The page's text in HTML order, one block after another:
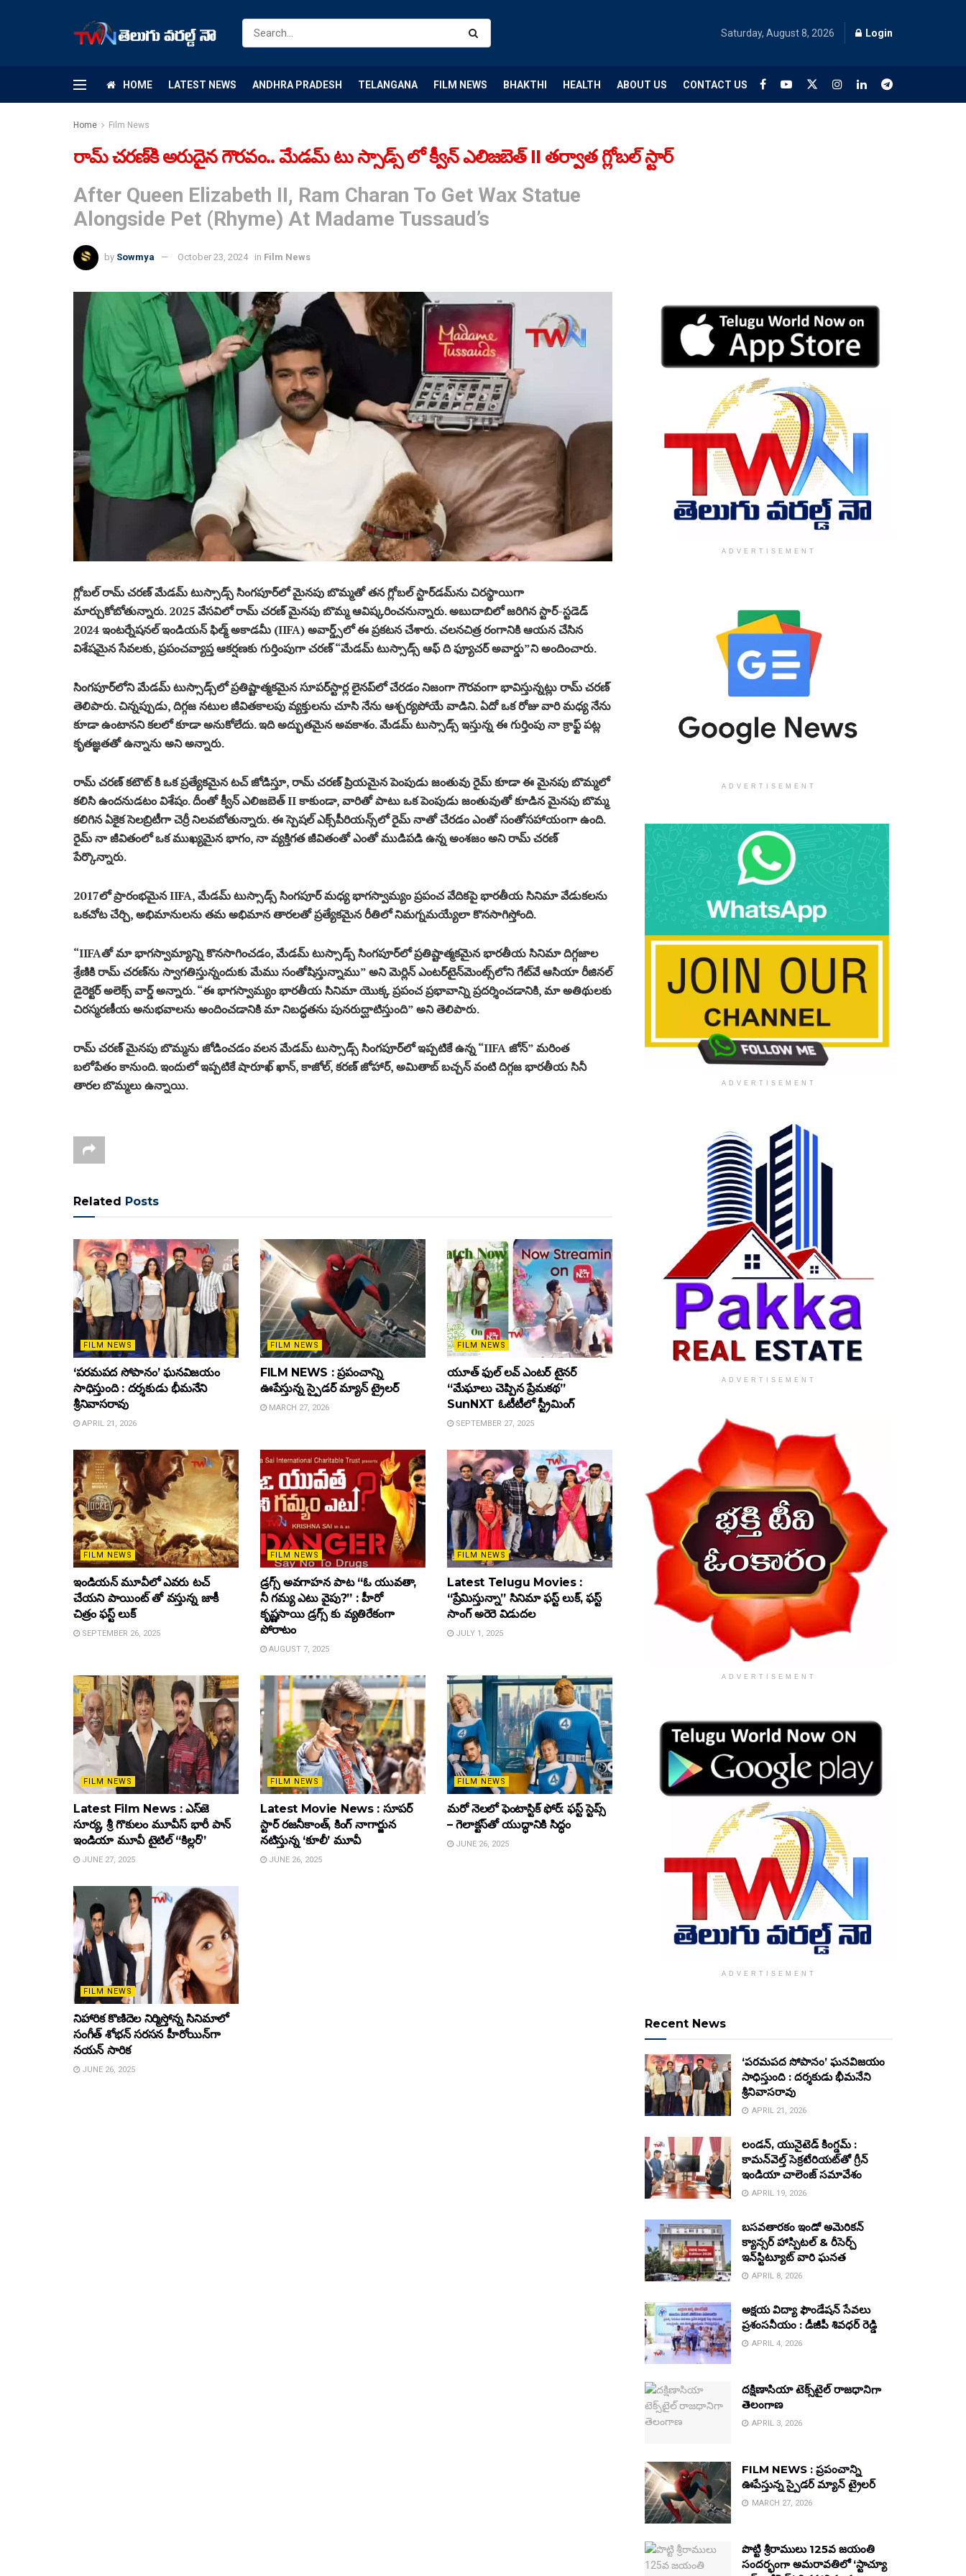
Saturday, August 8, 2026 Login
HOME LATEST NEWS ANDHRA PRADESH TELANGANA FILM NEWS BHAKTHI HEALTH ABOUT US CONTACT US
Home Film News
రామ్ చరణ్‌కి అరుదైన గౌరవం.. మేడమ్ టు స్సాడ్స్‌ లో క్వీన్ ఎలిజబెత్ II తర్వాత గ్లోబల్ స్టార్
After Queen Elizabeth II, Ram Charan To Get Wax Statue
Alongside Pet (Rhyme) At Madame Tussaud’s
by Sowmya October 23, 2024 in Film News
గ్లోబల్ రామ్ చరణ్ మేడమ్ టుస్సాడ్స్ సింగపూర్‌లో మైనపు బొమ్మతో తన గ్లోబల్ స్టార్‌డమ్‌ను చిరస్థాయిగా
మార్చుకోబోతున్నారు. 2025 వేసవిలో రామ్ చరణ్ మైనపు బొమ్మ ఆవిష్కరించనున్నారు. అబుదాబిలో జరిగిన స్టార్-స్టడెడ్
2024 ఇంటర్నేషనల్ ఇండియన్ ఫిల్మ్ అకాడమీ (IIFA) అవార్డ్స్‌లో ఈ ప్రకటన చేశారు. చలనచిత్ర రంగానికి ఆయన చేసిన
విశేషమైన సేవలకు, ప్రపంచవ్యాప్త ఆకర్షణకు గుర్తింపుగా చరణ్ “మేడమ్ టుస్సాడ్స్ ఆఫ్ ది ఫ్యూచర్ అవార్డు”ని అందించారు.
సింగపూర్‌లోని మేడమ్ టుస్సాడ్స్‌లో ప్రతిష్టాత్మకమైన సూపర్‌స్టార్ల లైనప్‌లో చేరడం నిజంగా గౌరవంగా భావిస్తున్నట్లు రామ్ చరణ్
తెలిపారు. చిన్నప్పుడు, దిగ్గజ నటుల జీవితకాలపు వ్యక్తులను చూసి నేను ఆశ్చర్యపోయే వాడిని. ఏదో ఒక రోజు వారి మధ్య నేను
కూడా ఉంటానని కలలో కూడా అనుకోలేదు. ఇది అద్భుతమైన అవకాశం. మేడమ్ టుస్సాడ్స్ ఇస్తున్న ఈ గుర్తింపు నా క్రాఫ్ట్ పట్ల
కృతజ్ఞతతో ఉన్నాను అని అన్నారు.
రామ్ చరణ్ కటౌట్ కి ఒక ప్రత్యేకమైన టచ్ జోడిస్తూ, రామ్ చరణ్ ప్రియమైన పెంపుడు జంతువు రైమ్ కూడా ఈ మైనపు బొమ్మలో
కలిసి ఉందనుడటం విశేషం. దీంతో క్వీన్ ఎలిజబెత్ II కాకుండా, వారితో పాటు ఒక పెంపుడు జంతువుతో కూడిన మైనపు బొమ్మ
కలిగిన ఏకైక సెలబ్రిటీగా చెర్రీ నిలవబోతున్నారు. ఈ స్పెషల్ ఎక్స్‌పీరియన్స్‌లో రైమ్ నాతో చేరడం ఎంతో సంతోసహాయంగా ఉంది.
రైమ్ నా జీవితంలో ఒక ముఖ్యమైన భాగం, నా వ్యక్తిగత జీవితంతో ఎంతో ముడిపడి ఉన్న అంశజం అని రామ్ చరణ్
పేర్కొన్నారు.
2017లో ప్రారంభమైన IIFA, మేడమ్ టుస్సాడ్స్ సింగపూర్ మధ్య భాగస్వామ్యం ప్రపంచ వేదికపై భారతీయ సినిమా వేడుకలను
ఒకచోట చేర్చి, అభిమానులను తమ అభిమాన తారలతో ప్రత్యేకమైన రీతిలో నిమగ్నమయ్యేలా కొనసాగిస్తోంది.
“IIFAతో మా భాగస్వామ్యాన్ని కొనసాగించడం, మేడమ్ టుస్సాడ్స్ సింగపూర్‌లో ప్రతిష్టాత్మకమైన భారతీయ సినిమా దిగ్గజాల
శ్రేణికి రామ్ చరణ్‌ను స్వాగతిస్తున్నందుకు మేము సంతోషిస్తున్నాము” అని మెర్లిన్ ఎంటర్‌టైన్‌మెంట్స్‌లోని గేట్‌వే ఆసియా రీజినల్
డైరెక్టర్ అలెక్స్ వార్డ్ అన్నారు. “ఈ భాగస్వామ్యం భారతీయ సినిమా యొక్క ప్రపంచ ప్రభావాన్ని ప్రదర్శించడానికి, మా అతిథులకు
చిరస్మరణీయ అనుభవాలను అందించడానికి మా నిబద్ధతను పునరుద్ఘాటిస్తుంది” అని తెలిపారు.
రామ్ చరణ్ మైనపు బొమ్మను జోడించడం వలన మేడమ్ టుస్సాడ్స్ సింగపూర్‌లో ఇప్పటికే ఉన్న “IIFA జోన్” మరింత
బలోపేతం కానుంది. ఇందులో ఇప్పటికే షారూఖ్ ఖాన్, కాజోల్, కరణ్ జోహార్, అమితాబ్ బచ్చన్ వంటి దిగ్గజ భారతీయ సినీ
తారల బొమ్మలు ఉన్నాయి.
Related Posts
FILM NEWS
‘పరమపద సోపానం’ ఘనవిజయం
సాధిస్తుంది : దర్శకుడు భీమనేని
శ్రీనివాసరావు
APRIL 21, 2026
FILM NEWS
FILM NEWS : ప్రపంచాన్ని
ఊపేస్తున్న స్పైడర్ మ్యాన్ ట్రైలర్
MARCH 27, 2026
FILM NEWS
యూత్ ఫుల్ లవ్ ఎంటర్ టైనర్
“మేఘాలు చెప్పిన ప్రేమకథ”
SunNXT ఓటీటీలో స్ట్రీమింగ్
SEPTEMBER 27, 2025
FILM NEWS
ఇండియన్ మూవీలో ఎవరు టచ్
చేయని పాయింట్ తో వస్తున్న జాకీ
చిత్రం ఫస్ట్ లుక్
SEPTEMBER 26, 2025
FILM NEWS
డ్రగ్స్ అవగాహన పాట “ఓ యువతా,
నీ గమ్య ఎటు వైపు?” : హీరో
కృష్ణసాయి డ్రగ్స్ కు వ్యతిరేకంగా
పోరాటం
AUGUST 7, 2025
FILM NEWS
Latest Telugu Movies :
“ప్రేమిస్తున్నా” సినిమా ఫస్ట్ లుక్, ఫస్ట్
సాంగ్ అరెరె విడుదల
JULY 1, 2025
FILM NEWS
Latest Film News : ఎస్‌జె
సూర్య, శ్రీ గొకులం మూవీస్‌ భారీ పాన్‌
ఇండియా మూవీ టైటిల్ “కిల్లర్”
JUNE 27, 2025
FILM NEWS
Latest Movie News : సూపర్
స్టార్ రజనీకాంత్, కింగ్ నాగార్జున
నటిస్తున్న ‘కూలీ’ మూవీ
JUNE 26, 2025
FILM NEWS
మరో నెలలో ఫెంటాస్టిక్ ఫోర్: ఫస్ట్ స్టెప్స్
– గెలాక్టస్‌తో యుద్ధానికి సిద్ధం
JUNE 26, 2025
FILM NEWS
నిహారిక కొణిదెల నిర్మిస్తోన్న సినిమాలో
సంగీత్ శోభన్ సరసన హీరోయిన్‌గా
నయన్ సారిక
JUNE 26, 2025
ADVERTISEMENT
ADVERTISEMENT
ADVERTISEMENT
ADVERTISEMENT
ADVERTISEMENT
ADVERTISEMENT
Recent News
‘పరమపద సోపానం’ ఘనవిజయం
సాధిస్తుంది : దర్శకుడు భీమనేని
శ్రీనివాసరావు
APRIL 21, 2026
లండన్, యునైటెడ్ కింగ్డమ్ :
కామన్‌వెల్త్ సెక్రటేరియట్‌తో గ్రీన్
ఇండియా చాలెంజ్ సమావేశం
APRIL 19, 2026
బసవతారకం ఇండో అమెరికన్
క్యాన్సర్ హాస్పిటల్ & రీసెర్చ్
ఇన్‌స్టిట్యూట్ వారి ఘనత
APRIL 8, 2026
అక్షయ విద్యా ఫౌండేషన్ సేవలు
ప్రశంసనీయం : డీజీపీ శివధర్ రెడ్డి
APRIL 4, 2026
దక్షిణాసియా టెక్స్‌టైల్ రాజధానిగా
తెలంగాణ
APRIL 3, 2026
FILM NEWS : ప్రపంచాన్ని
ఊపేస్తున్న స్పైడర్ మ్యాన్ ట్రైలర్
MARCH 27, 2026
పొట్టి శ్రీరాములు 125వ జయంతి
సందర్భంగా అమరావతిలో ‘స్టాచ్యూ